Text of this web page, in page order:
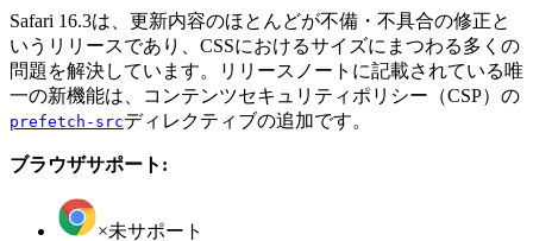
Safari 16.3は、更新内容のほとんどが不備・不具合の修正と
いうリリースであり、CSSにおけるサイズにまつわる多くの
問題を解決しています。リリースノートに記載されている唯
一の新機能は、コンテンツセキュリティポリシー（CSP）の
prefetch-srcディレクティブの追加です。
ブラウザサポート:
×未サポート